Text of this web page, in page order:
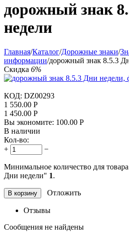
дорожный знак
недели
Главная/Каталог/Дорожные знаки/
информации/дорожный знак 8.5.3
Скидка 6%
КОД: DZ00293
1 550.00 Р
1 450.00 Р
Вы экономите: 100.00 Р
В наличии
Кол-во:
+
−
Минимальное количество для
Дни недели" 1.
В корзину Отложить
Отзывы
Сообщения не найдены